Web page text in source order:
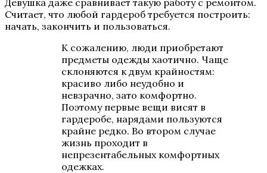
Девушка даже сравнивает такую работу с ремонтом.
Считает, что любой гардероб требуется построить:
начать, закончить и пользоваться.
К сожалению, люди приобретают
предметы одежды хаотично. Чаще
склоняются к двум крайностям:
красиво либо неудобно и
невзрачно, зато комфортно.
Поэтому первые вещи висят в
гардеробе, нарядами пользуются
крайне редко. Во втором случае
жизнь проходит в
непрезентабельных комфортных
одежках.